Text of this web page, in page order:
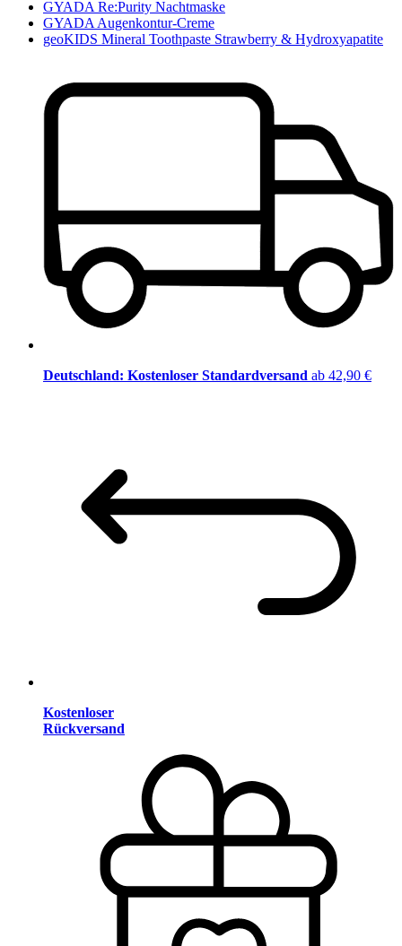
GYADA Re:Purity Nachtmaske
GYADA Augenkontur-Creme
geoKIDS Mineral Toothpaste Strawberry & Hydroxyapatite
Deutschland: Kostenloser Standardversand ab 42,90 €
Kostenloser
Rückversand